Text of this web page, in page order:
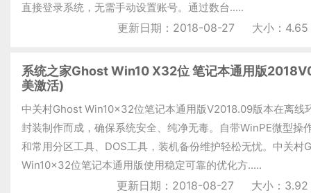
直接登录系统，无需手动设置账号。通过数台.....
更新日期：2018-08-27 大小：4.65
系统之家Ghost Win10 X32位 笔记本通用版
美激活)
中关村Ghost Win10x32位笔记本通用版V2018.09版本在离线
封装制作而成，确保系统安全、纯净无毒。自带WinPE微型操
和常用分区工具、DOS工具，装机备份维护轻松无忧。中关村
Win10x32位笔记本通用版使用稳定可靠的优化方.....
更新日期：2018-08-27 大小：3.92